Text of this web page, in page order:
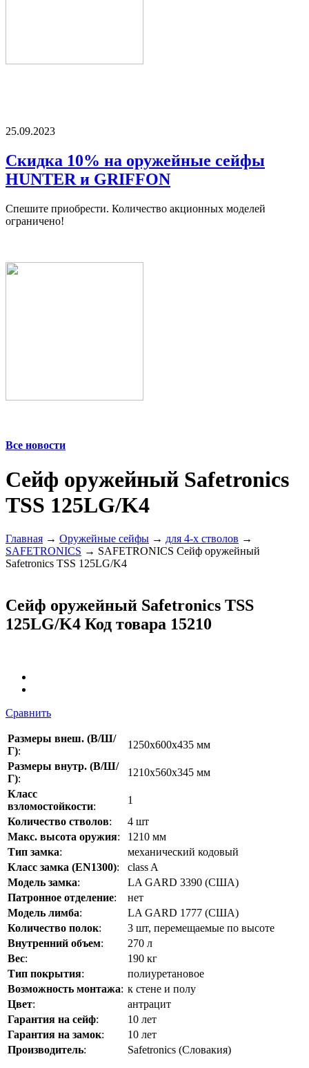
25.09.2023
Скидка 10% на оружейные сейфы
HUNTER и GRIFFON
Спешите приобрести. Количество акционных моделей
ограничено!
Все новости
Сейф оружейный Safetronics
TSS 125LG/K4
Главная → Оружейные сейфы → для 4-х стволов →
SAFETRONICS → SAFETRONICS Сейф оружейный
Safetronics TSS 125LG/K4
Сейф оружейный Safetronics TSS
125LG/K4 Код товара 15210
Сравнить
Размеры внеш. (В/Ш/
Г):
1250х600х435 мм
Размеры внутр. (В/Ш/
Г):
1210x560x345 мм
Класс
взломостойкости:
1
Количество стволов:
4 шт
Макс. высота оружия:
1210 мм
Тип замка:
механический кодовый
Класс замка (EN1300):
class A
Модель замка:
LA GARD 3390 (США)
Патронное отделение:
нет
Модель лимба:
LA GARD 1777 (США)
Количество полок:
3 шт, перемещаемые по высоте
Внутренний объем:
270 л
Вес:
190 кг
Тип покрытия:
полиуретановое
Возможность монтажа: к стене и полу
Цвет:
антрацит
Гарантия на сейф:
10 лет
Гарантия на замок:
10 лет
Производитель: Safetronics (Словакия)